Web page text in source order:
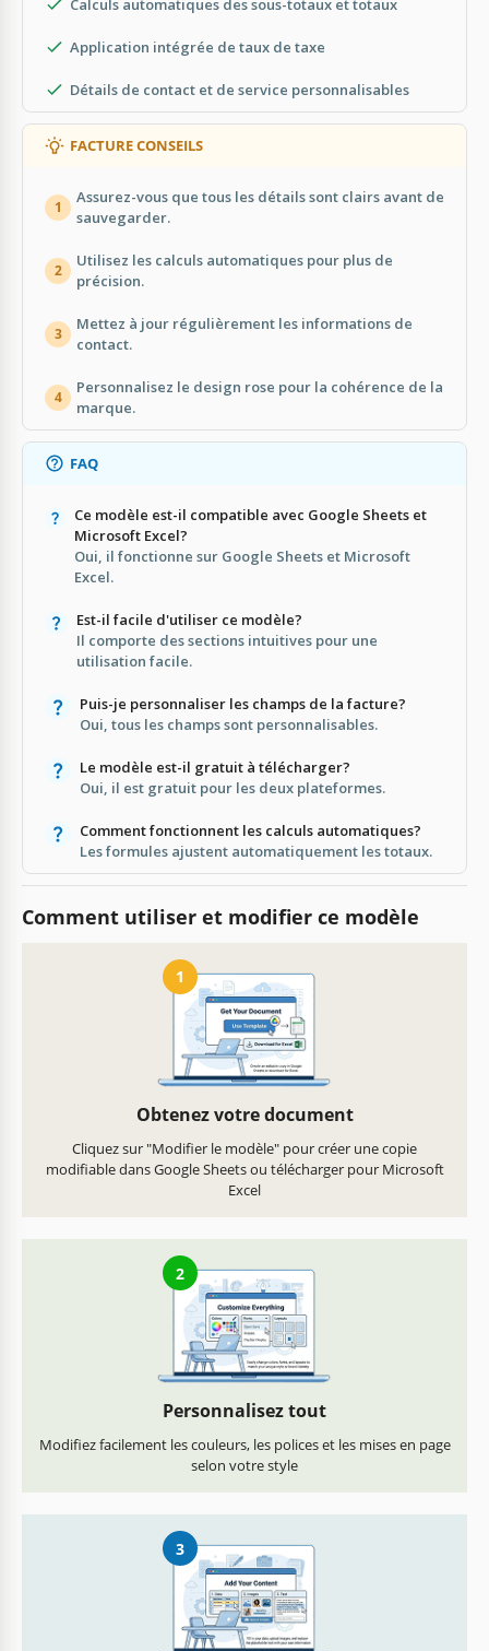
Application intégrée de taux de taxe
Détails de contact et de service personnalisables
FACTURE CONSEILS
1
Assurez-vous que tous les détails sont clairs avant de
sauvegarder.
2
Utilisez les calculs automatiques pour plus de
précision.
3
Mettez à jour régulièrement les informations de
contact.
4
Personnalisez le design rose pour la cohérence de la
marque.
FAQ
Ce modèle est-il compatible avec Google Sheets et
Microsoft Excel?
Oui, il fonctionne sur Google Sheets et Microsoft
Excel.
Est-il facile d'utiliser ce modèle?
Il comporte des sections intuitives pour une
utilisation facile.
Puis-je personnaliser les champs de la facture?
Oui, tous les champs sont personnalisables.
Le modèle est-il gratuit à télécharger?
Oui, il est gratuit pour les deux plateformes.
Comment fonctionnent les calculs automatiques?
Les formules ajustent automatiquement les totaux.
Comment utiliser et modifier ce modèle
1
Obtenez votre document
Cliquez sur "Modifier le modèle" pour créer une copie
modifiable dans Google Sheets ou télécharger pour Microsoft
Excel
2
Personnalisez tout
Modifiez facilement les couleurs, les polices et les mises en page
selon votre style
3